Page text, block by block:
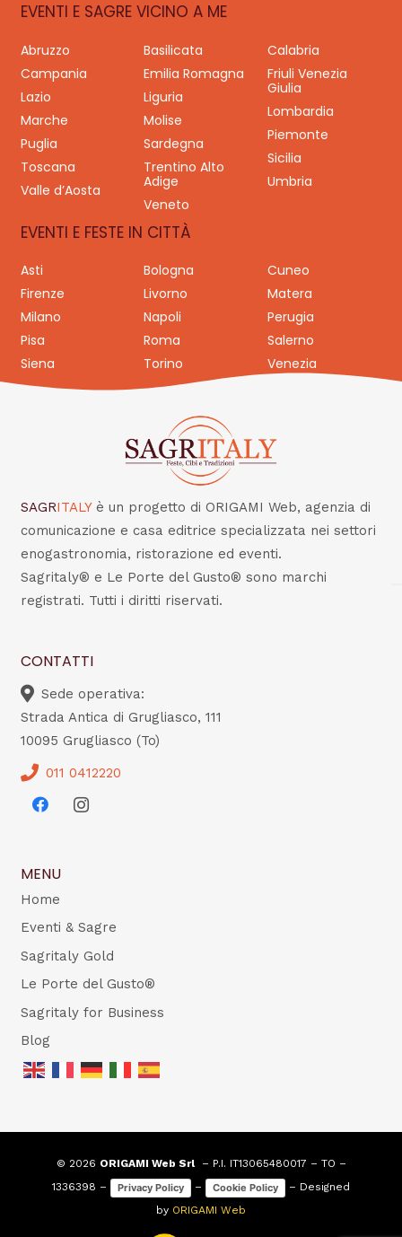
EVENTI E SAGRE VICINO A ME
Abruzzo Basilicata
Calabria
Campania
Emilia Romagna
Friuli Venezia
Giulia
Lazio
Liguria
Lombardia
Marche
Molise
Piemonte
Puglia
Sardegna
Sicilia
Toscana
Trentino Alto
Adige
Umbria
Valle d’Aosta
Veneto
EVENTI E FESTE IN CITTÀ
Asti Bologna
Cuneo
Firenze
Livorno
Matera
Milano
Napoli
Perugia
Pisa
Roma
Salerno
Siena
Torino Venezia
SAGRITALY è un progetto di ORIGAMI Web, agenzia di
comunicazione e casa editrice specializzata nei settori
enogastronomia, ristorazione ed eventi.
Sagritaly® e Le Porte del Gusto® sono marchi
registrati. Tutti i diritti riservati.
CONTATTI
Sede operativa:
Strada Antica di Grugliasco, 111
10095 Grugliasco (To)
011 0412220
MENU
Home
Eventi & Sagre
Sagritaly Gold
Le Porte del Gusto®
Sagritaly for Business
Blog
© 2026 ORIGAMI Web Srl– P.I. IT13065480017 – TO –
1336398 –
Privacy Policy – Cookie Policy
– Designed
by ORIGAMI Web